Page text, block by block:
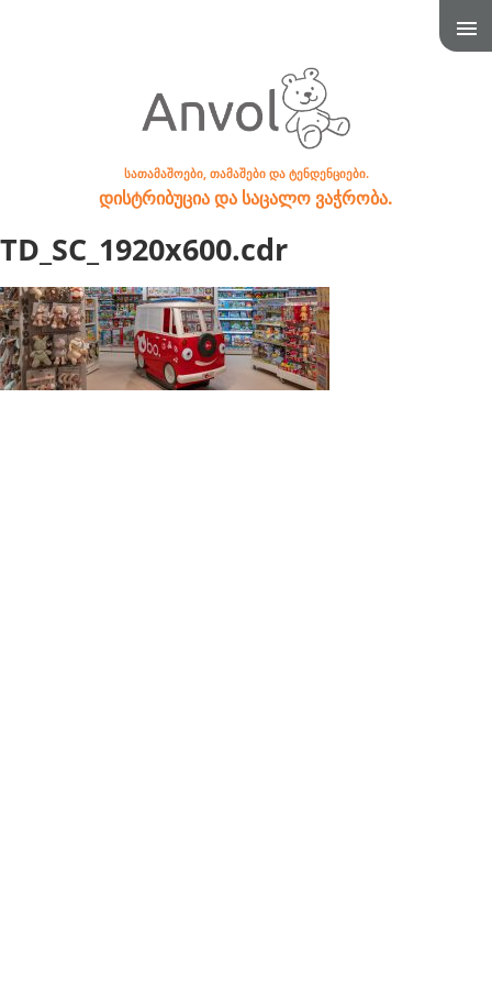
სათამაშოები, თამაშები და ტენდენციები.
დისტრიბუცია და საცალო ვაჭრობა.
TD_SC_1920x600.cdr